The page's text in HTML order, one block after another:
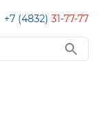
+7 (4832) 31-77-77